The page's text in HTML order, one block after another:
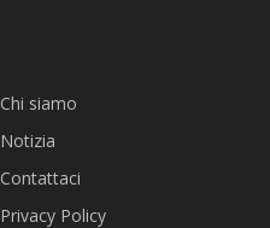
Chi siamo
Notizia
Contattaci
Privacy Policy